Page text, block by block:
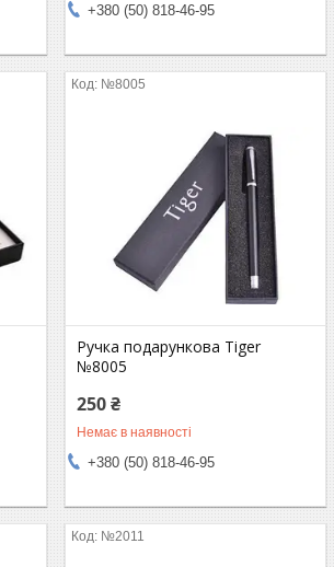
+380 (50) 818-46-95
№8005
Ручка подарункова Tiger
№8005
250 ₴
Немає в наявності
+380 (50) 818-46-95
№2011